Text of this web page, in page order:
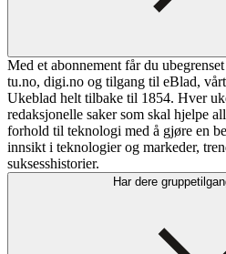
Med et abonnement får du
tu.no, digi.no og tilgang til eBlad,
Ukeblad helt tilbake til 1854. Hver
redaksjonelle saker som skal hjelpe
forhold til teknologi med å gjøre en
innsikt i teknologier og markeder,
suksesshistorier.
Har dere